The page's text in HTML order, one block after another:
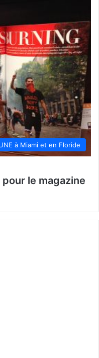
à Miami et en Floride
le magazine